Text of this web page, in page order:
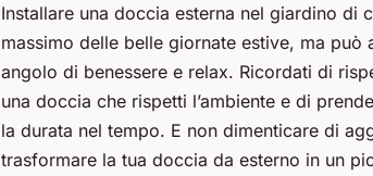
Installare una doccia esterna nel giardino di
massimo delle belle giornate estive, ma
angolo di benessere e relax. Ricordati di
una doccia che rispetti l’ambiente e di
la durata nel tempo. E non dimenticare di
trasformare la tua doccia da esterno in un